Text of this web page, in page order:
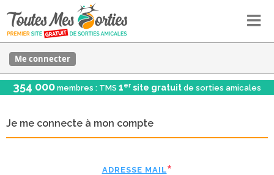
Me connecter
354 000 membres : TMS 1er site gratuit de sorties amicales
Je me connecte à mon compte
ADRESSE MAIL